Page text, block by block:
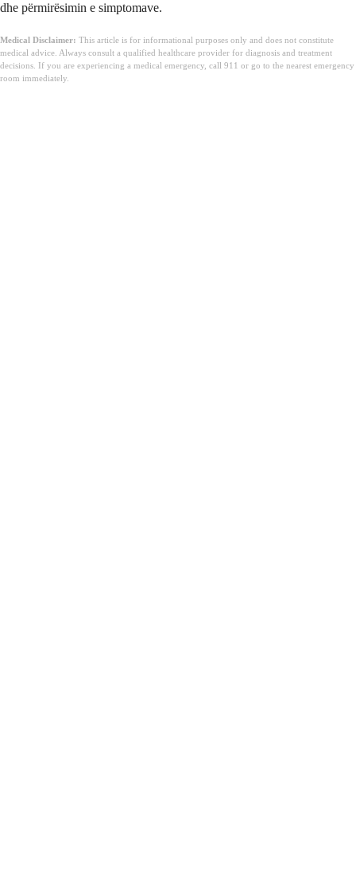
dhe përmirësimin e simptomave.
Medical Disclaimer: This article is for informational purposes only and does not constitute
medical advice. Always consult a qualified healthcare provider for diagnosis and treatment
decisions. If you are experiencing a medical emergency, call 911 or go to the nearest emergency
room immediately.